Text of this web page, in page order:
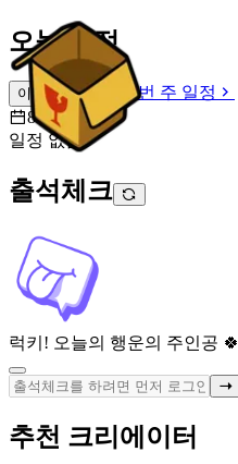
오늘 일정
이번 주 일정
이번 주 일정
8월 9일 [일]
일정 없음
출석체크
럭키! 오늘의 행운의 주인공 🍀
추천 크리에이터